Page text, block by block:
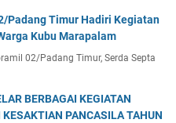
Padang Timur Hadiri Kegiatan
Kubu Marapalam
02/Padang Timur, Serda Septa
BERBAGAI KEGIATAN
KESAKTIAN PANCASILA TAHUN